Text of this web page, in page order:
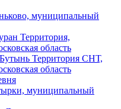
муниципальный
Территория,
область
Территория СНТ,
область
муниципальный